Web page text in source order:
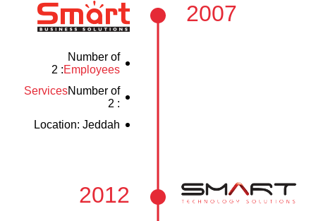
2007
Number of
Employees
: 2
Number of
Services
: 2
Location: Jeddah
2012